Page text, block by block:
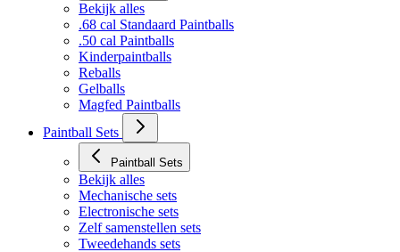
Bekijk alles
.68 cal Standaard Paintballs
.50 cal Paintballs
Kinderpaintballs
Reballs
Gelballs
Magfed Paintballs
Paintball Sets
Paintball Sets
Bekijk alles
Mechanische sets
Electronische sets
Zelf samenstellen sets
Tweedehands sets